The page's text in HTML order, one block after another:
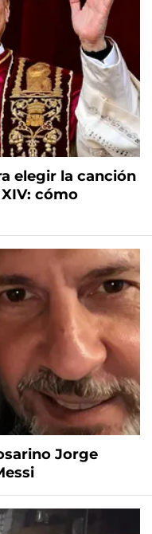
elegir la canción
cómo
Jorge